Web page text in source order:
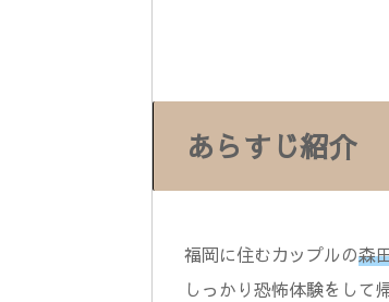
あらすじ紹介
福岡に住むカップルの森
しっかり恐怖体験をして